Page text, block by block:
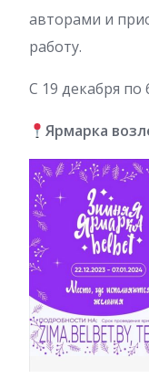
авторами и
работу.
С 19 декабря по
Ярмарка